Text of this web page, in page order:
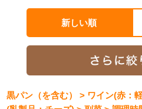
新しい順
黒パン（を含む） > ワイン(赤：